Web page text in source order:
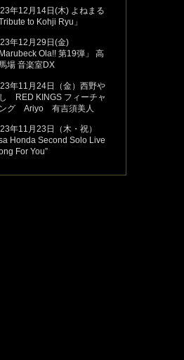
年12月14日(木) よねまる
Tribute to Kohji Ryu」
年12月29日(金)
Marubeck Ola!! 第19弾」 高
場 音楽室DX
年11月24日（金）西野や
RED KINGS フィーチャ
グ Ariyo 有吉須美人
年11月23日（木・祝）
Honda Second Solo Live
For You”